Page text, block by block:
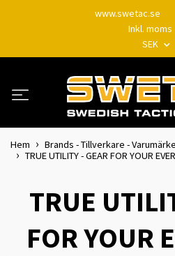
www.swetac.se
Inkl. moms
SEK
Hem
Brands - Tillverkare -
TRUE UTILITY - GEAR FOR YOUR
TRUE
FOR YOUR